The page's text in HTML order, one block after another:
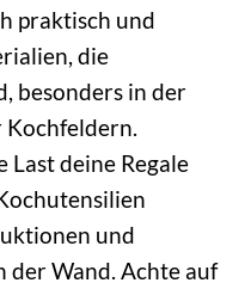
praktisch und
die
besonders in der
Kochfeldern.
Last deine Regale
und
der Wand. Achte auf